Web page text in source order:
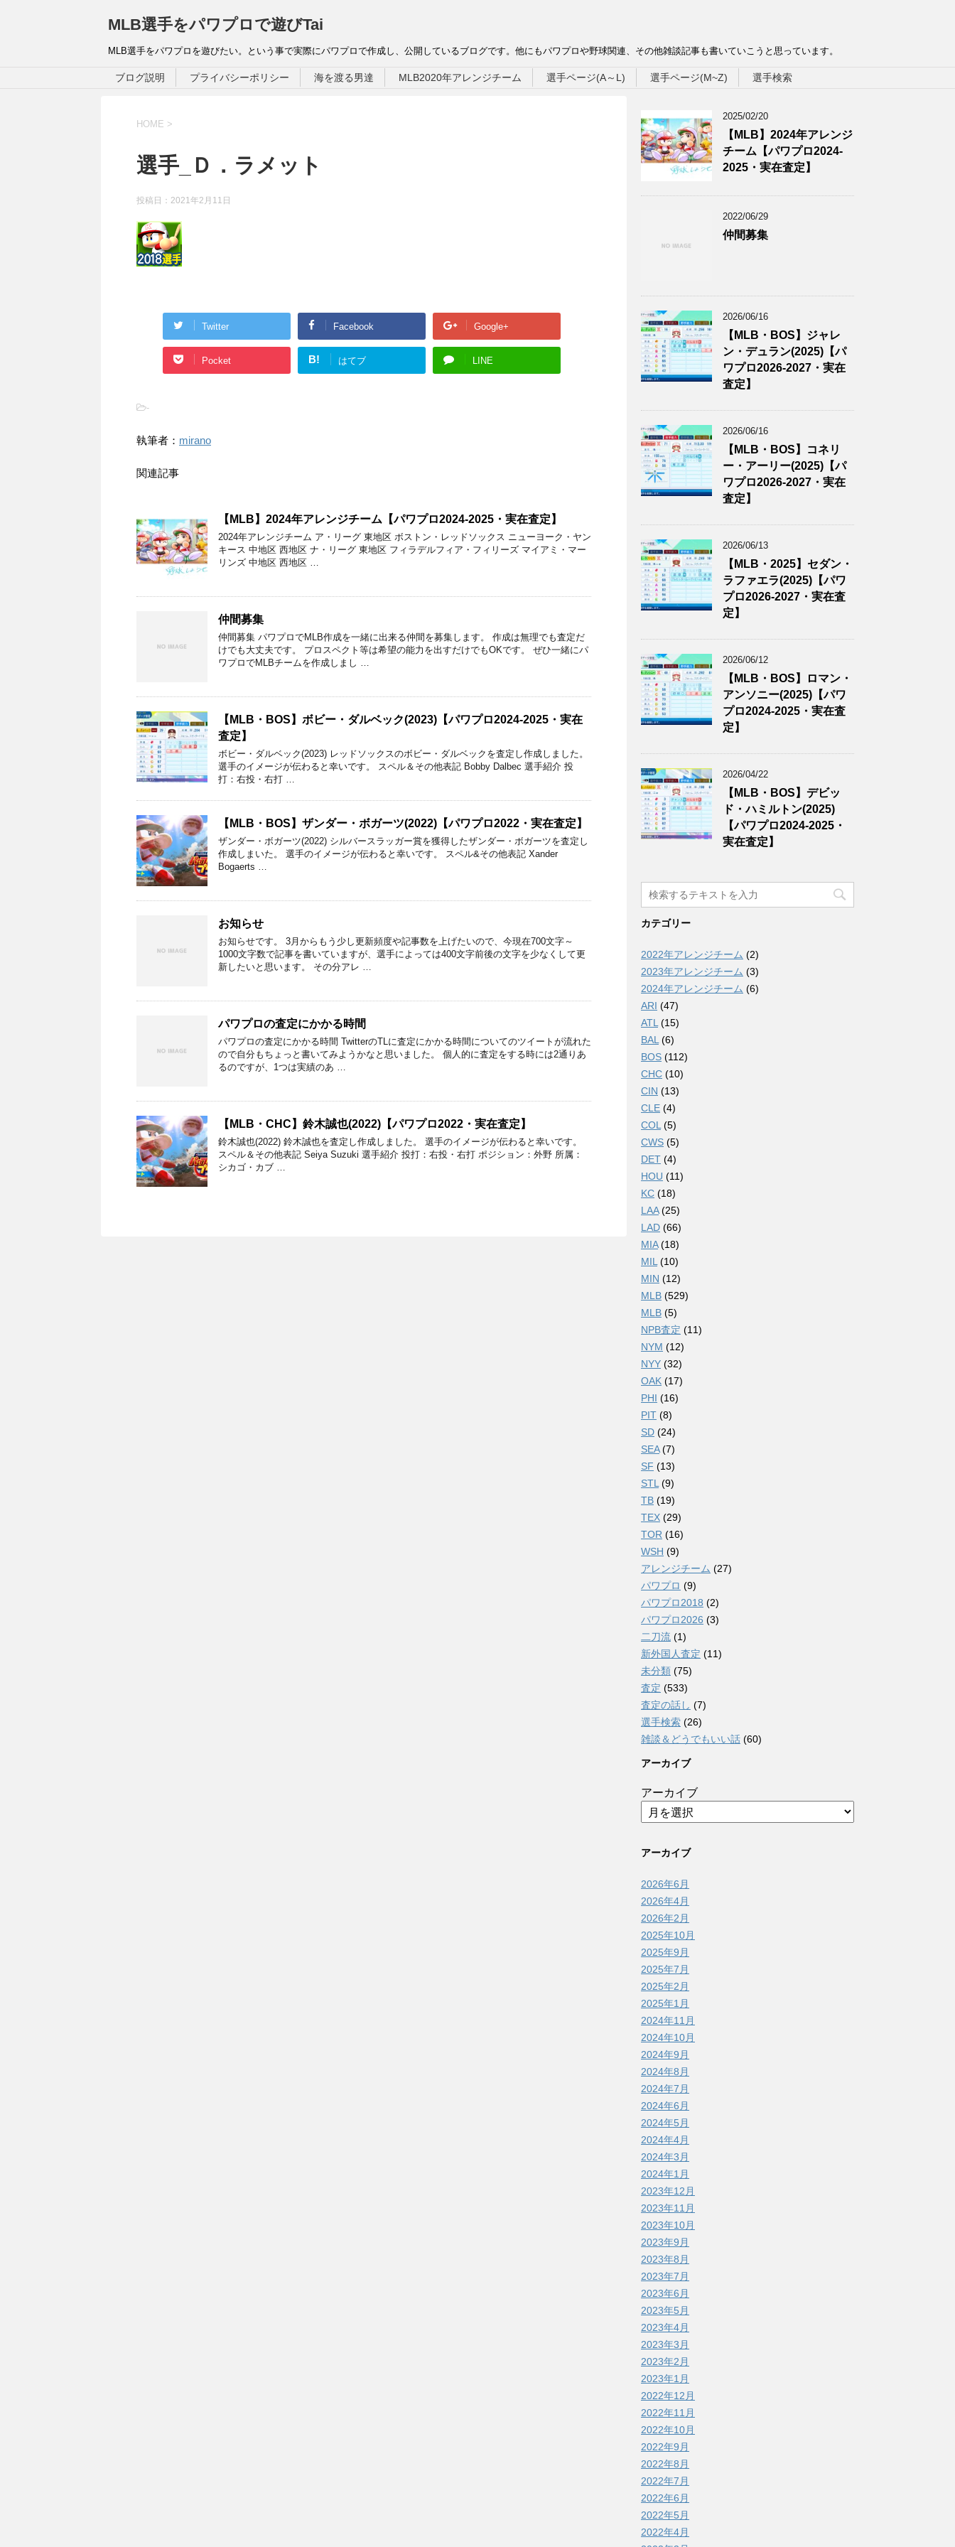
MLB選手をパワプロで遊びTai
MLB選手をパワプロを遊びたい。という事で実際にパワプロで作成し、公開しているブログです。他にもパワプロや野球関連、その他雑談記事も書いていこうと思っています。
ブログ説明 プライバシーポリシー 海を渡る男達 MLB2020年アレンジチーム 選手ページ(A～L) 選手ページ(M~Z) 選手検索
HOME >
選手_Ｄ．ラメット
投稿日： 2021年2月11日
Twitter Facebook Google+
Pocket B! はてブ LINE
-
執筆者： mirano
関連記事
【MLB】2024年アレンジチーム【パワプロ2024-2025・実在査定】
2024年アレンジチーム ア・リーグ 東地区 ボストン・レッドソックス ニューヨーク・ヤン
キース 中地区 西地区 ナ・リーグ 東地区 フィラデルフィア・フィリーズ マイアミ・マー
リンズ 中地区 西地区 …
仲間募集
仲間募集 パワプロでMLB作成を一緒に出来る仲間を募集します。 作成は無理でも査定だ
けでも大丈夫です。 プロスペクト等は希望の能力を出すだけでもOKです。 ぜひ一緒にパ
ワプロでMLBチームを作成しまし …
【MLB・BOS】ボビー・ダルベック(2023)【パワプロ2024-2025・実在
査定】
ボビー・ダルベック(2023) レッドソックスのボビー・ダルベックを査定し作成しました。
選手のイメージが伝わると幸いです。 スペル＆その他表記 Bobby Dalbec 選手紹介 投
打：右投・右打 …
【MLB・BOS】ザンダー・ボガーツ(2022)【パワプロ2022・実在査定】
ザンダー・ボガーツ(2022) シルバースラッガー賞を獲得したザンダー・ボガーツを査定し
作成しまいた。 選手のイメージが伝わると幸いです。 スペル&その他表記 Xander
Bogaerts …
お知らせ
お知らせです。 3月からもう少し更新頻度や記事数を上げたいので、今現在700文字～
1000文字数で記事を書いていますが、選手によっては400文字前後の文字を少なくして更
新したいと思います。 その分アレ …
パワプロの査定にかかる時間
パワプロの査定にかかる時間 TwitterのTLに査定にかかる時間についてのツイートが流れた
ので自分もちょっと書いてみようかなと思いました。 個人的に査定をする時には2通りあ
るのですが、1つは実績のあ …
【MLB・CHC】鈴木誠也(2022)【パワプロ2022・実在査定】
鈴木誠也(2022) 鈴木誠也を査定し作成しました。 選手のイメージが伝わると幸いです。
スペル＆その他表記 Seiya Suzuki 選手紹介 投打：右投・右打 ポジション：外野 所属：
シカゴ・カブ …
2025/02/20
【MLB】2024年アレンジ
チーム【パワプロ2024-
2025・実在査定】
2022/06/29
仲間募集
2026/06/16
【MLB・BOS】ジャレ
ン・デュラン(2025)【パ
ワプロ2026-2027・実在
査定】
2026/06/16
【MLB・BOS】コネリ
ー・アーリー(2025)【パ
ワプロ2026-2027・実在
査定】
2026/06/13
【MLB・2025】セダン・
ラファエラ(2025)【パワ
プロ2026-2027・実在査
定】
2026/06/12
【MLB・BOS】ロマン・
アンソニー(2025)【パワ
プロ2024-2025・実在査
定】
2026/04/22
【MLB・BOS】デビッ
ド・ハミルトン(2025)
【パワプロ2024-2025・
実在査定】
カテゴリー
2022年アレンジチーム (2)
2023年アレンジチーム (3)
2024年アレンジチーム (6)
ARI (47)
ATL (15)
BAL (6)
BOS (112)
CHC (10)
CIN (13)
CLE (4)
COL (5)
CWS (5)
DET (4)
HOU (11)
KC (18)
LAA(25)
LAD (66)
MIA(18)
MIL (10)
MIN (12)
MLB (529)
MLB (5)
NPB査定 (11)
NYM (12)
NYY (32)
OAK (17)
PHI (16)
PIT (8)
SD (24)
SEA(7)
SF (13)
STL (9)
TB (19)
TEX (29)
TOR (16)
WSH (9)
アレンジチーム (27)
パワプロ (9)
パワプロ2018 (2)
パワプロ2026 (3)
二刀流 (1)
新外国人査定 (11)
未分類 (75)
査定 (533)
査定の話し (7)
選手検索 (26)
雑談＆どうでもいい話 (60)
アーカイブ
アーカイブ
アーカイブ
2026年6月
2026年4月
2026年2月
2025年10月
2025年9月
2025年7月
2025年2月
2025年1月
2024年11月
2024年10月
2024年9月
2024年8月
2024年7月
2024年6月
2024年5月
2024年4月
2024年3月
2024年1月
2023年12月
2023年11月
2023年10月
2023年9月
2023年8月
2023年7月
2023年6月
2023年5月
2023年4月
2023年3月
2023年2月
2023年1月
2022年12月
2022年11月
2022年10月
2022年9月
2022年8月
2022年7月
2022年6月
2022年5月
2022年4月